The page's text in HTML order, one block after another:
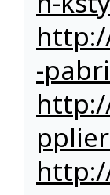
-